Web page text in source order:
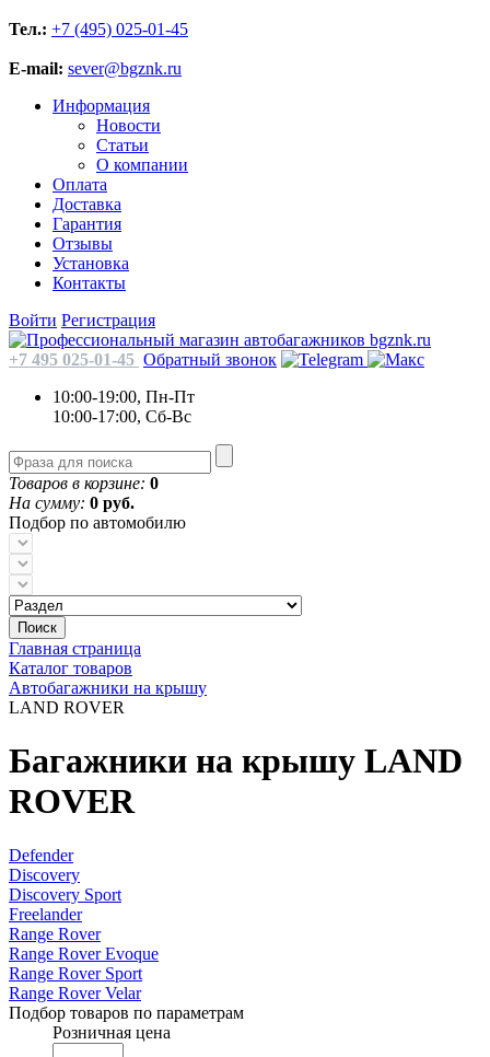
Тел.: +7 (495) 025-01-45
E-mail: sever@bgznk.ru
Информация
Новости
Статьи
О компании
Оплата
Доставка
Гарантия
Отзывы
Установка
Контакты
Войти Регистрация
+7 495 025-01-45 Обратный звонок
10:00-19:00, Пн-Пт
10:00-17:00, Сб-Вс
Товаров в корзине: 0
На сумму: 0 руб.
Подбор по автомобилю
Поиск
Главная страница
Каталог товаров
Автобагажники на крышу
LAND ROVER
Багажники на крышу LAND
ROVER
Defender
Discovery
Discovery Sport
Freelander
Range Rover
Range Rover Evoque
Range Rover Sport
Range Rover Velar
Подбор товаров по параметрам
Розничная цена